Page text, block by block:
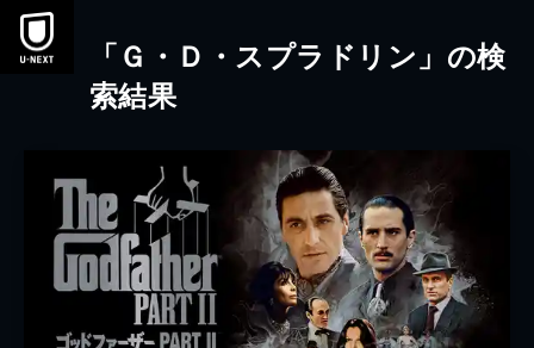
本文へスキップ
「Ｇ・Ｄ・スプラドリン」の検
索結果